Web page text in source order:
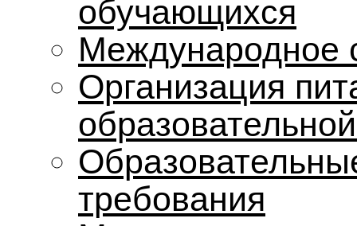
обучающихся
Международное
Организация
требования